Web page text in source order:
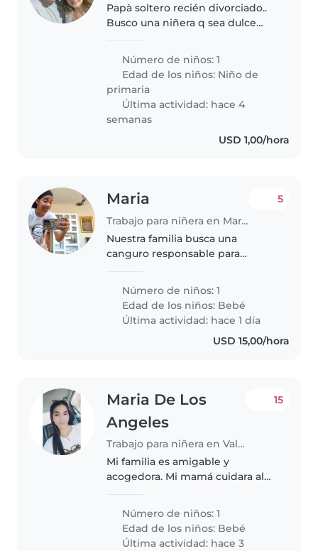
Papà soltero recién divorciado..
Busco una niñera q sea dulce
Número de niños: 1
Edad de los niños: Niño de
primaria
Última actividad: hace 4
semanas
USD 1,00/hora
Maria
Trabajo para niñera en Maracaibo
5
Nuestra familia busca una
canguro responsable para
Queremos alguien que se sienta
cómodo/a cuidando a un bebé y
quien..
Número de niños: 1
Edad de los niños: Bebé
Última actividad: hace 1 día
USD 15,00/hora
Maria De Los
Angeles
Trabajo para niñera en Valencia
15
Mi familia es amigable y
acogedora. Mi mamá cuidara al
para eso es la niñera o cuidadora
Número de niños: 1
Edad de los niños: Bebé
Última actividad: hace 3